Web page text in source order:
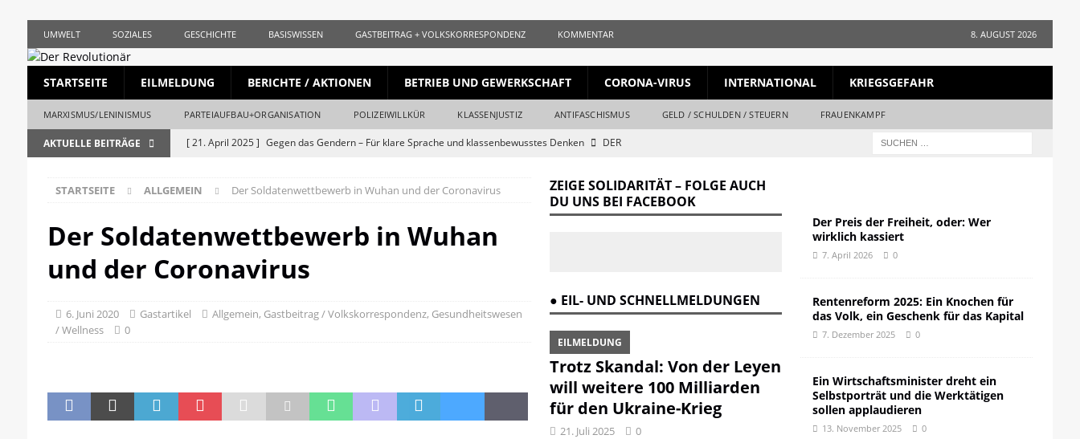
UMWELT SOZIALES GESCHICHTE BASISWISSEN GASTBEITRAG + VOLKSKORRESPONDENZ KOMMENTAR 8. AUGUST 2026
STARTSEITE EILMELDUNG BERICHTE / AKTIONEN BETRIEB UND GEWERKSCHAFT CORONA-VIRUS INTERNATIONAL KRIEGSGEFAHR
MARXISMUS/LENINISMUS PARTEIAUFBAU+ORGANISATION POLIZEIWILLKÜR KLASSENJUSTIZ ANTIFASCHISMUS GELD / SCHULDEN / STEUERN FRAUENKAMPF
AKTUELLE BEITRÄGE [ 21. April 2025 ] Gegen das Gendern – Für klare Sprache und klassenbewusstes Denken
DER
[ 5. April 2025 ] Union und AfD erstmals gleichauf
KURZ + KNAPP + AUFGESCHNAPPT
Die bürgerliche Journaille und der Krieg
[ 19. Mai 2026 ] Stalingrad – Der Anfang vom Ende
1956, Ungarn und der Verrat des Revisionismus: Der Klassenkampf hinter der Lüge
DER
DER REVOLUTIONÄR
[ 8. April 2026 ]
Die DKP predigt Kampf und meint Anpassung
DER REVOLUTIONÄR
STARTSEITE ALLGEMEIN Der Soldatenwettbewerb in Wuhan und der Coronavirus
Der Soldatenwettbewerb in Wuhan
und der Coronavirus
6. Juni 2020 Gastartikel Allgemein, Gastbeitrag / Volkskorrespondenz, Gesundheitswesen
/ Wellness
0
ZEIGE SOLIDARITÄT – FOLGE AUCH
DU UNS BEI FACEBOOK
● EIL- UND SCHNELLMELDUNGEN
EILMELDUNG
Trotz Skandal: Von der Leyen
will weitere 100 Milliarden
für den Ukraine-Krieg
21. Juli 2025 0
Der Preis der Freiheit, oder: Wer
wirklich kassiert
7. April 2026 0
Rentenreform 2025: Ein Knochen für
das Volk, ein Geschenk für das Kapital
7. Dezember 2025 0
Ein Wirtschaftsminister dreht ein
Selbstporträt und die Werktätigen
sollen applaudieren
13. November 2025 0